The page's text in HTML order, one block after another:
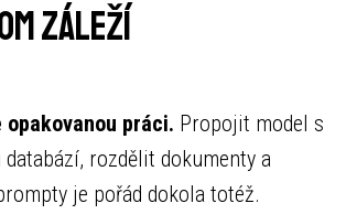
záleží
opakovanou práci. Propojit model s
rozdělit dokumenty a
je pořád dokola totéž.